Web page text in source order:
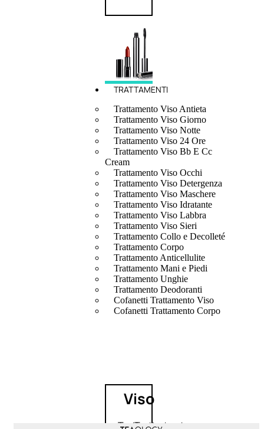
TRATTAMENTI
Trattamento Viso Antieta
Trattamento Viso Giorno
Trattamento Viso Notte
Trattamento Viso 24 Ore
Trattamento Viso Bb E Cc
Cream
Trattamento Viso Occhi
Trattamento Viso Detergenza
Trattamento Viso Maschere
Trattamento Viso Idratante
Trattamento Viso Labbra
Trattamento Viso Sieri
Trattamento Collo e Decolleté
Trattamento Corpo
Trattamento Anticellulite
Trattamento Mani e Piedi
Trattamento Unghie
Trattamento Deodoranti
Cofanetti Trattamento Viso
Cofanetti Trattamento Corpo
Viso
Trattamento
Trattamento